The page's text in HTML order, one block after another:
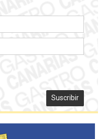
Suscribir